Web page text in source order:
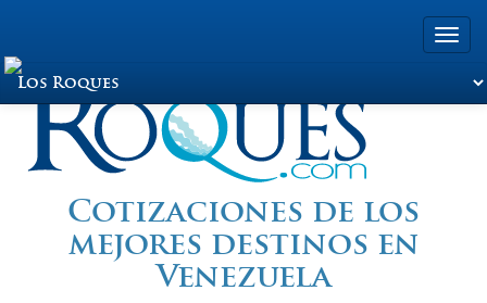
Viajando a Los
Roques.com
Cotizaciones de los
mejores destinos en
Venezuela